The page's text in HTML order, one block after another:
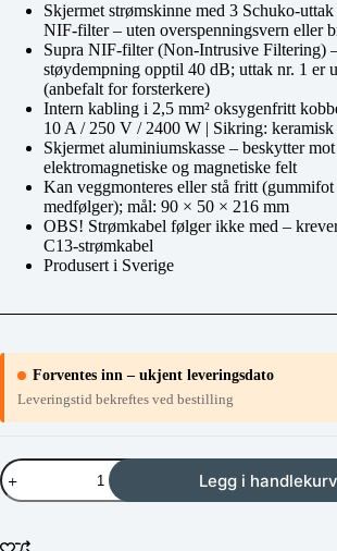
Skjermet strømskinne med 3 Schuko-
NIF-filter – uten overspenningsvern eller
Supra NIF-filter (Non-Intrusive Filtering)
støydempning opptil 40 dB; uttak nr. 1 er
(anbefalt for forsterkere)
Intern kabling i 2,5 mm² oksygenfritt
10 A / 250 V / 2400 W | Sikring:
Skjermet aluminiumskasse – beskytter
elektromagnetiske og magnetiske felt
Kan veggmonteres eller stå fritt
medfølger); mål: 90 × 50 × 216 mm
OBS! Strømkabel følger ikke med –
C13-strømkabel
Produsert i Sverige
Forventes inn – ukjent leveringsdato
Leveringstid bekreftes ved bestilling
Supra
MD03-
EU
Legg i handlekurv